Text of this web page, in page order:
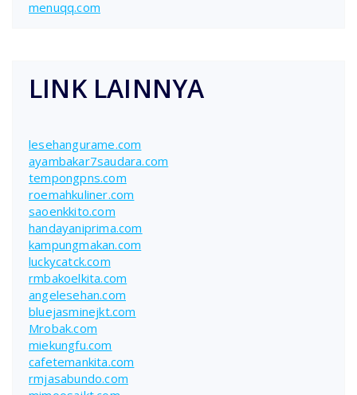
menuqq.com
LINK LAINNYA
lesehangurame.com
ayambakar7saudara.com
tempongpns.com
roemahkuliner.com
saoenkkito.com
handayaniprima.com
kampungmakan.com
luckycatck.com
rmbakoelkita.com
angelesehan.com
bluejasminejkt.com
Mrobak.com
miekungfu.com
cafetemankita.com
rmjasabundo.com